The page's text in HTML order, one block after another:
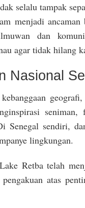
selalu tampak
menjadi
dan
agar tidak hilang
Nasional
Senegal sendiri,
lingkungan.
Retba telah
atas